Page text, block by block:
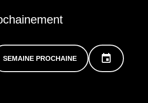
SEMAINE PROCHAINE